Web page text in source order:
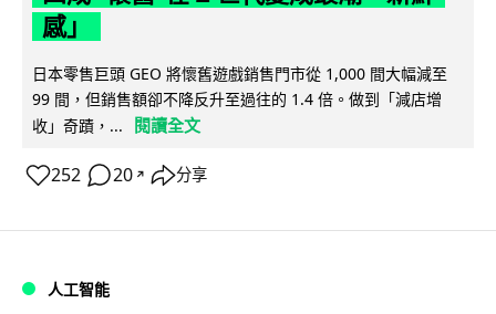
感」
日本零售巨頭 GEO 將懷舊遊戲銷售門市從 1,000 間大幅減至
99 間，但銷售額卻不降反升至過往的 1.4 倍。做到「減店增
收」奇蹟，...
閱讀全文
252 20 ↗ 分享
人工智能